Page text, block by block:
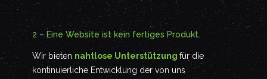
2 – Eine Website ist kein fertiges Produkt.
Wir bieten nahtlose Unterstützungfür die
kontinuierliche Entwicklung der von uns